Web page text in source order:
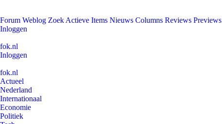
Forum Weblog Zoek Actieve Items Nieuws Columns Reviews Previews
Inloggen
fok.nl
Inloggen
fok.nl
Actueel
Nederland
Internationaal
Economie
Politiek